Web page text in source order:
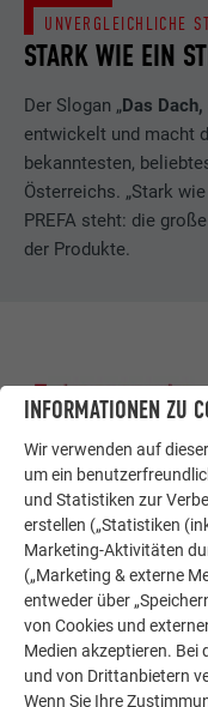
STARK WIE EIN
UNVERGLEICHLICHE
Der Slogan „Das
entwickelt und macht
bekanntesten,
Österreichs. „Stark
PREFA steht: die
der Produkte.
INFORMATIONEN ZU
Wir verwenden auf
um ein
und Statistiken zur
erstellen („Statistiken
Marketing-Aktivitäten
(„Marketing & externe
entweder über
von Cookies und
Medien akzeptieren. Bei
und von Drittanbietern
Wenn Sie Ihre